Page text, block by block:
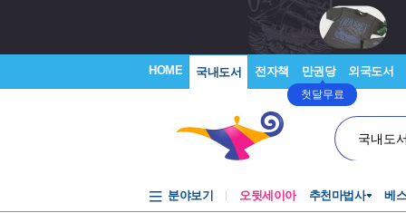
HOME 국내도서 전자책 만권당
첫달무료
외국도서
국내도
분야보기 오뒷세이아 추천마법사 베